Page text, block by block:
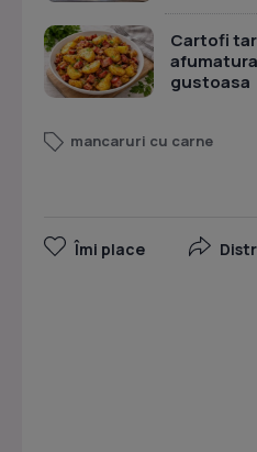
Cartofi
gustoasa
mancaruri cu carne
Îmi place